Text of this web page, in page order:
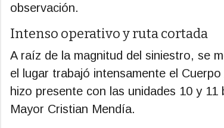
observación.
Intenso operativo y ruta cortada
A raíz de la magnitud del siniestro, se
el lugar trabajó intensamente el
hizo presente con las unidades 10 y
Mayor Cristian Mendía.